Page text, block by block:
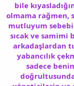
bile
olmama rağmen,
mutluyum
sıcak ve
arkadaşlardan
yabancılık
sadece